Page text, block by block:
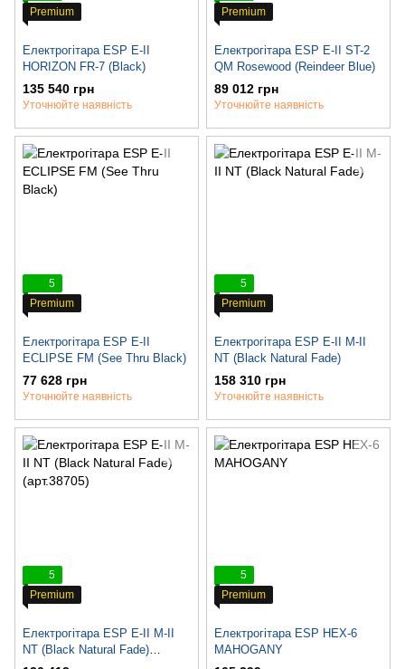
Premium
Електрогітара ESP E-II
HORIZON FR-7 (Black)
135 540 грн
Уточнюйте наявність
Premium
Електрогітара ESP E-II ST-2
QM Rosewood (Reindeer Blue)
89 012 грн
Уточнюйте наявність
5
Premium
Електрогітара ESP E-II
ECLIPSE FM (See Thru Black)
77 628 грн
Уточнюйте наявність
5
Premium
Електрогітара ESP E-II M-II
NT (Black Natural Fade)
158 310 грн
Уточнюйте наявність
5
Premium
Електрогітара ESP E-II M-II
NT (Black Natural Fade)
(арт.38705)
5
Premium
Електрогітара ESP HEX-6
MAHOGANY